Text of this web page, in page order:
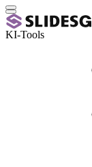
KI-Tools